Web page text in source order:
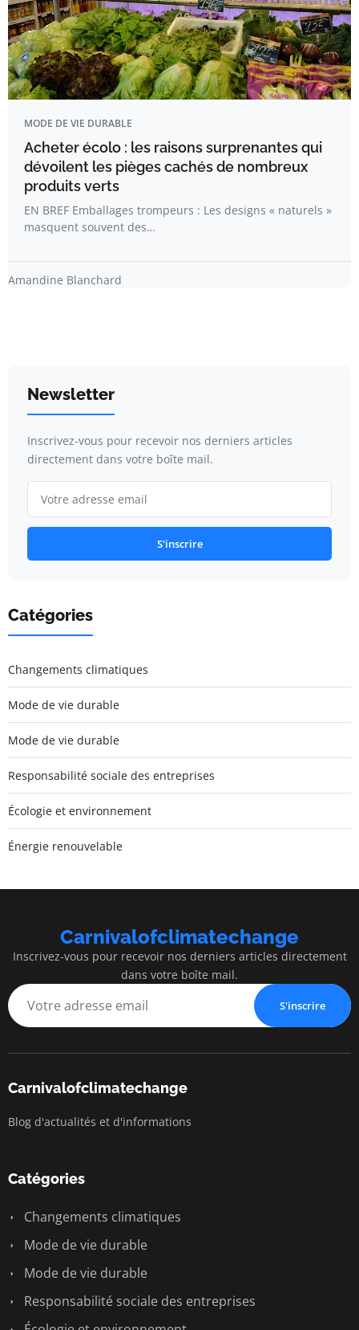
MODE DE VIE DURABLE
Acheter écolo : les raisons surprenantes qui
dévoilent les pièges cachés de nombreux
produits verts
EN BREF Emballages trompeurs : Les designs « naturels »
masquent souvent des…
Amandine Blanchard
Newsletter
Inscrivez-vous pour recevoir nos derniers articles
directement dans votre boîte mail.
S'inscrire
Catégories
Changements climatiques
Mode de vie durable
Mode de vie durable
Responsabilité sociale des entreprises
Écologie et environnement
Énergie renouvelable
Carnivalofclimatechange
Inscrivez-vous pour recevoir nos derniers articles directement
dans votre boîte mail.
S'inscrire
Carnivalofclimatechange
Blog d'actualités et d'informations
Catégories
Changements climatiques
Mode de vie durable
Mode de vie durable
Responsabilité sociale des entreprises